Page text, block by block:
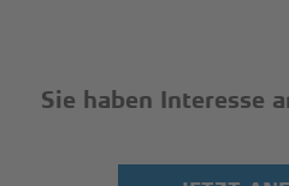
Sie haben Interesse